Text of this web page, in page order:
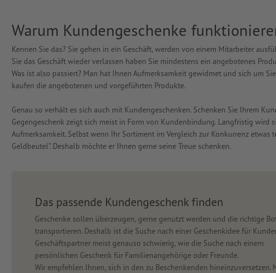
Warum Kundengeschenke
Kennen Sie das? Sie gehen in ein Geschäft, werden von einem Mitarbeiter
Sie das Geschäft wieder verlassen haben Sie mindestens ein angebotenes
Was ist also passiert? Man hat Ihnen Aufmerksamkeit gewidmet und sich um
kaufen die angebotenen und vorgeführten Produkte.
Genau so verhält es sich auch mit Kundengeschenken. Schenken Sie Ihrem
Gegengeschenk zeigt sich meist in Form von Kundenbindung. Langfristig
Aufmerksamkeit. Selbst wenn Ihr Sortiment im Vergleich zur Konkurrenz
Geldbeutel“. Deshalb möchte er Ihnen gerne seine Treue schenken.
Das passende Kundengeschenk finden
Geschenke sollen überzeugen, gerne genutzt werden und die richtige
transportieren. Deshalb ist die Suche nach einer Geschenkidee für
Geschäftspartner meist genauso schwierig, wie die Suche nach einem
persönlichen Geschenk für Familienangehörige oder Freunde.
Wir empfehlen Ihnen, sich in den zu Beschenkenden hineinzuversetzen.